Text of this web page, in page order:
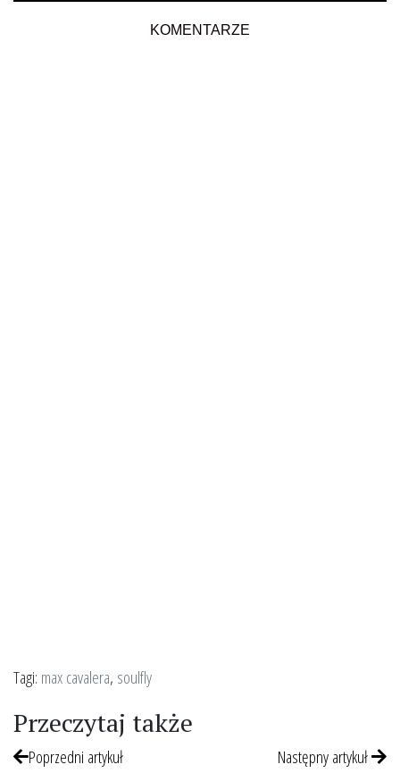
KOMENTARZE
Tagi: max cavalera, soulfly
Przeczytaj także
Poprzedni artykuł Następny artykuł